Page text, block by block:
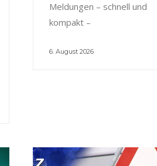
Meldungen – schnell und
kompakt –
6. August 2026